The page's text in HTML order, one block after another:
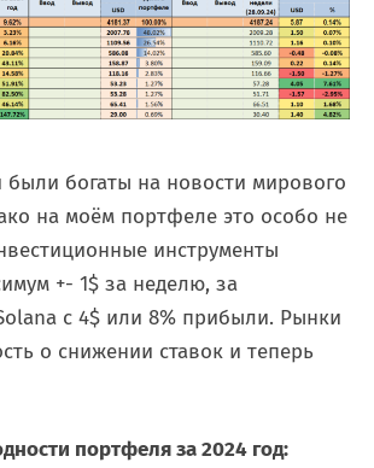
были богаты на новости мирового
на моём портфеле это особо не
инструменты
+- 1$ за неделю, за
с 4$ или 8% прибыли. Рынки
о снижении ставок и теперь
портфеля за 2024 год: